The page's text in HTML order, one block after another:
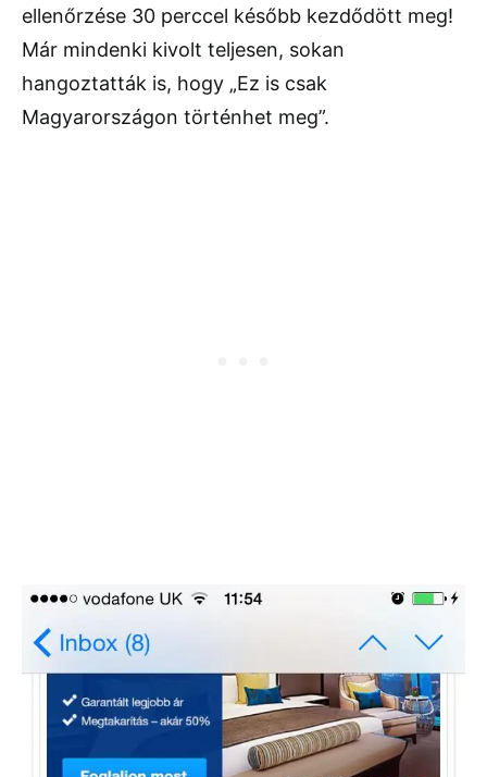
ellenőrzése 30 perccel később kezdődött meg!
Már mindenki kivolt teljesen, sokan
hangoztatták is, hogy „Ez is csak
Magyarországon történhet meg”.